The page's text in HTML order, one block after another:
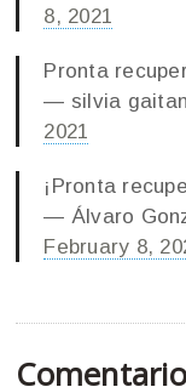
8, 2021
Pronta
— silvia
2021
¡Pronta
— Álvaro
February 8,